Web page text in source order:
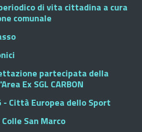
di vita cittadina a cura
comunale
partecipata della
Ex SGL CARBON
- Città Europea dello Sport
San Marco